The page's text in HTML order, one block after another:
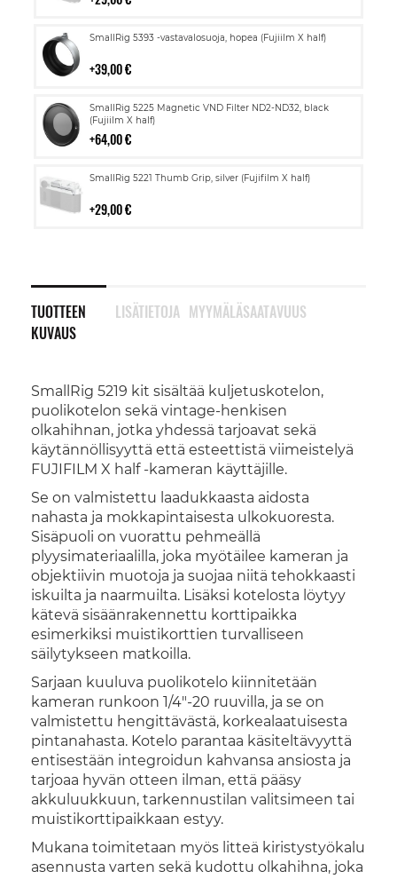
SmallRig 5393 -vastavalosuoja, hopea (Fujiilm X half)
39,00 €
Lisää
SmallRig 5225 Magnetic VND Filter ND2-ND32, black
(Fujiilm X half)
64,00 €
Lisää
ostoskoriin
SmallRig 5221 Thumb Grip, silver (Fujifilm X half)
29,00 €
Lisää
TUOTTEEN
KUVAUS
SmallRig 5219 kit sisältää kuljetuskotelon,
puolikotelon sekä vintage-henkisen
olkahihnan, jotka yhdessä tarjoavat sekä
käytännöllisyyttä että esteettistä viimeistelyä
FUJIFILM X half -kameran käyttäjille.
Se on valmistettu laadukkaasta aidosta
nahasta ja mokkapintaisesta ulkokuoresta.
Sisäpuoli on vuorattu pehmeällä
plyysimateriaalilla, joka myötäilee kameran ja
objektiivin muotoja ja suojaa niitä tehokkaasti
iskuilta ja naarmuilta. Lisäksi kotelosta löytyy
kätevä sisäänrakennettu korttipaikka
esimerkiksi muistikorttien turvalliseen
säilytykseen matkoilla.
Sarjaan kuuluva puolikotelo kiinnitetään
kameran runkoon 1/4"-20 ruuvilla, ja se on
valmistettu hengittävästä, korkealaatuisesta
pintanahasta. Kotelo parantaa käsiteltävyyttä
entisestään integroidun kahvansa ansiosta ja
tarjoaa hyvän otteen ilman, että pääsy
akkuluukkuun, tarkennustilan valitsimeen tai
muistikorttipaikkaan estyy.
Mukana toimitetaan myös litteä kiristystyökalu
asennusta varten sekä kudottu olkahihna, joka
LISÄTIETOJA MYYMÄLÄSAATAVUUS